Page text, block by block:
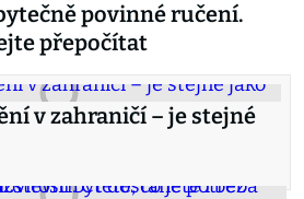
povinné ručení.
přepočítat
v zahraničí – je stejné